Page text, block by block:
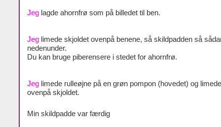
Jeg lagde ahornfrø som på billedet til ben.
Jeg limede skjoldet ovenpå benene, så skildpadden så
nedenunder.
Du kan bruge piberensere i stedet for ahornfrø.
Jeg limede rulleøjne på en grøn pompon (hovedet) og
ovenpå skjoldet.
Min skildpadde var færdig